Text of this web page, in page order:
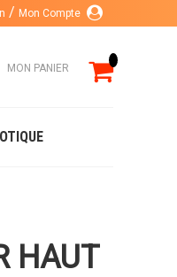
Mon Compte
MON PANIER
HAUT